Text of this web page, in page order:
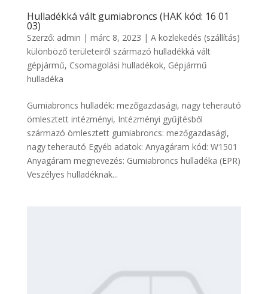
Hulladékká vált gumiabroncs (HAK kód: 16 01
03)
Szerző: admin | márc 8, 2023 | A közlekedés (szállítás)
különböző területeiről származó hulladékká vált
gépjármű, Csomagolási hulladékok, Gépjármű
hulladéka
Gumiabroncs hulladék: mezőgazdasági, nagy teherautó
ömlesztett intézményi, Intézményi gyűjtésből
származó ömlesztett gumiabroncs: mezőgazdasági,
nagy teherautó Egyéb adatok: Anyagáram kód: W1501
Anyagáram megnevezés: Gumiabroncs hulladéka (EPR)
Veszélyes hulladéknak...